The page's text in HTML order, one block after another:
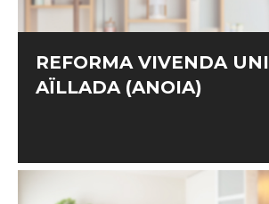
REFORMA VIVENDA
AÏLLADA (ANOIA)